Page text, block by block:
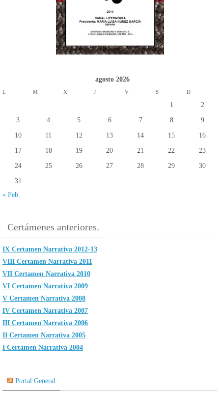
agosto 2026
L M X J V S D
1 2
3 4 5 6 7 8 9
10 11 12 13 14 15 16
17 18 19 20 21 22 23
24 25 26 27 28 29 30
31
« Feb
Certámenes anteriores.
IX Certamen Narrativa 2012-13
VIII Certamen Narrativa 2011
VII Certamen Narrativa 2010
VI Certamen Narrativa 2009
V Certamen Narrativa 2008
IV Certamen Narrativa 2007
III Certamen Narrativa 2006
II Certamen Narrativa 2005
I Certamen Narrativa 2004
Portal General